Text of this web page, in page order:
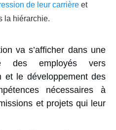
de leur carrière et
la hiérarchie.
va s’afficher dans une
des employés vers
et le développement des
nécessaires à
et projets qui leur